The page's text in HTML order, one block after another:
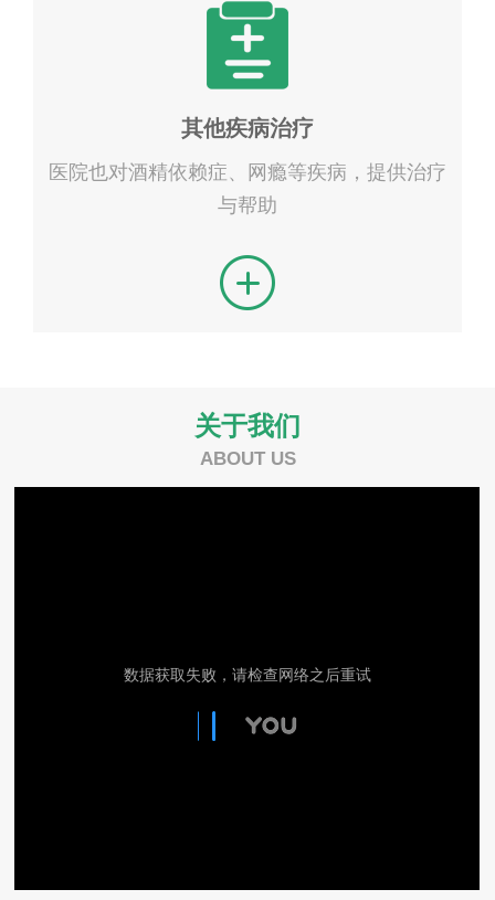
其他疾病治疗
医院也对酒精依赖症、网瘾等疾病，提供治疗
与帮助
关于我们
ABOUT US